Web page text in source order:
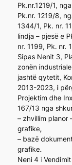
Pk.nr.1219/1,
Pk.nr. 1219/8,
1344/1, Pk. nr.
lindja – pjesë e
nr. 1199, Pk. nr.
Sipas Nenit 3,
zonën
jashtë qytetit,
2013-2023, i
Projektim dhe
167/13 nga
– zhvillim planor
grafike,
– bazë
grafike.
Neni 4 i